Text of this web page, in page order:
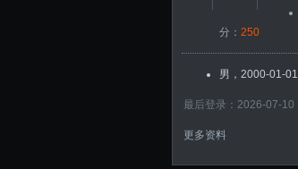
分： 250
男，2000-01-01
最后登录：2026-07-10
更多资料